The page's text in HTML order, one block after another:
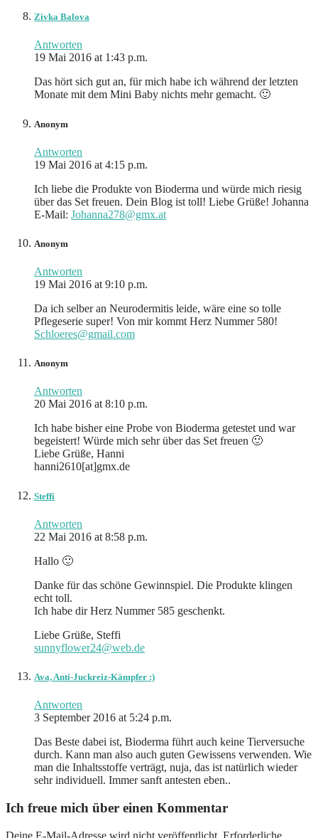
Zivka Balova
Antworten
19 Mai 2016 at 1:43 p.m.
Das hört sich gut an, für mich habe ich während der letzten
Monate mit dem Mini Baby nichts mehr gemacht. 🙂
Anonym
Antworten
19 Mai 2016 at 4:15 p.m.
Ich liebe die Produkte von Bioderma und würde mich riesig
über das Set freuen. Dein Blog ist toll! Liebe Grüße! Johanna
E-Mail: Johanna278@gmx.at
Anonym
Antworten
19 Mai 2016 at 9:10 p.m.
Da ich selber an Neurodermitis leide, wäre eine so tolle
Pflegeserie super! Von mir kommt Herz Nummer 580!
Schloeres@gmail.com
Anonym
Antworten
20 Mai 2016 at 8:10 p.m.
Ich habe bisher eine Probe von Bioderma getestet und war
begeistert! Würde mich sehr über das Set freuen 🙂
Liebe Grüße, Hanni
hanni2610[at]gmx.de
Steffi
Antworten
22 Mai 2016 at 8:58 p.m.
Hallo 🙂
Danke für das schöne Gewinnspiel. Die Produkte klingen
echt toll.
Ich habe dir Herz Nummer 585 geschenkt.
Liebe Grüße, Steffi
sunnyflower24@web.de
Ava, Anti-Juckreiz-Kämpfer :)
Antworten
3 September 2016 at 5:24 p.m.
Das Beste dabei ist, Bioderma führt auch keine Tierversuche
durch. Kann man also auch guten Gewissens verwenden. Wie
man die Inhaltsstoffe verträgt, nuja, das ist natürlich wieder
sehr individuell. Immer sanft antesten eben..
Ich freue mich über einen Kommentar
Deine E-Mail-Adresse wird nicht veröffentlicht. Erforderliche